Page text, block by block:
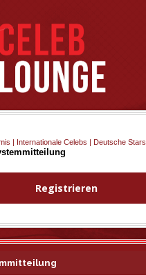
| Internationale Celebs | Deutsche Stars
Registrieren